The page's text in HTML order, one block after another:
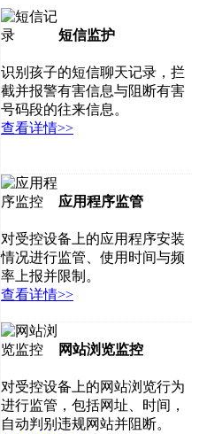
短信监护
识别孩子的短信聊天记录，拦
截并报警有害信息与阻断有害
号码段的往来信息。
查看详情>>
应用程序监管
对受控设备上的应用程序安装
情况进行监管、使用时间与频
率上报并限制。
查看详情>>
网站浏览监控
对受控设备上的网站浏览行为
进行监管，包括网址、时间，
自动判别违规网站并阻断。